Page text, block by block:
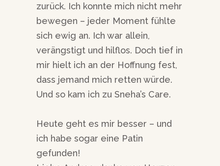
zurück. Ich konnte mich nicht mehr
bewegen – jeder Moment fühlte
sich ewig an. Ich war allein,
verängstigt und hilflos. Doch tief in
mir hielt ich an der Hoffnung fest,
dass jemand mich retten würde.
Und so kam ich zu Sneha’s Care.
Heute geht es mir besser – und
ich habe sogar eine Patin
gefunden!